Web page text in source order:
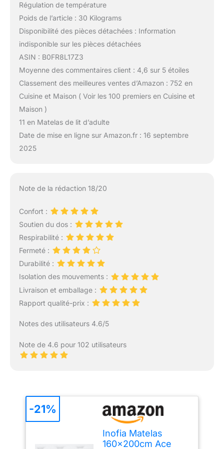
Régulation de température
Poids de l’article : 30 Kilograms
Disponibilité des pièces détachées : Information
indisponible sur les pièces détachées
ASIN : B0FR8L17Z3
Moyenne des commentaires client : 4,6 sur 5 étoiles
Classement des meilleures ventes d’Amazon : 752 en
Cuisine et Maison ( Voir les 100 premiers en Cuisine et
Maison )
11 en Matelas de lit d’adulte
Date de mise en ligne sur Amazon.fr : 16 septembre
2025
Note de la rédaction 18/20
Confort :
Soutien du dos :
Respirabilité :
Fermeté :
Durabilité :
Isolation des mouvements :
Livraison et emballage :
Rapport qualité-prix :
Notes des utilisateurs 4.6/5
Note de 4.6 pour 102 utilisateurs
Inofia Matelas
160×200cm Ace
-21%